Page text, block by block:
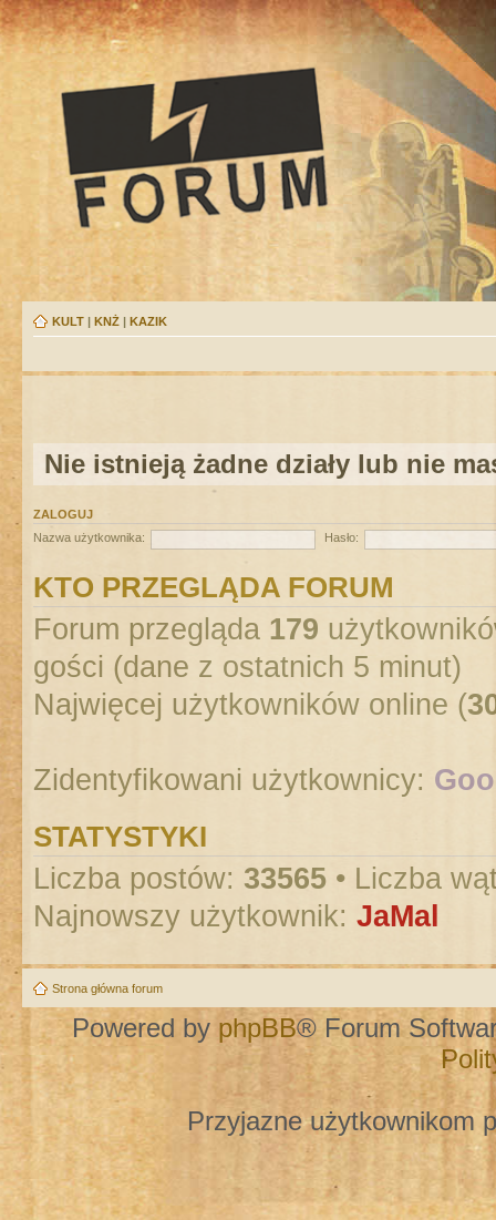
KULT | KNŻ | KAZIK
Nie istnieją żadne działy lub nie
ZALOGUJ
Nazwa użytkownika:
Hasło:
KTO PRZEGLĄDA FORUM
Forum przegląda 179
gości (dane z ostatnich 5 minut)
Najwięcej użytkowników online (
Zidentyfikowani użytkownicy:
STATYSTYKI
Liczba postów: 33565 • Liczba
Najnowszy użytkownik: JaMal
Strona główna forum
Powered by phpBB® Forum
Przyjazne użytkownikom